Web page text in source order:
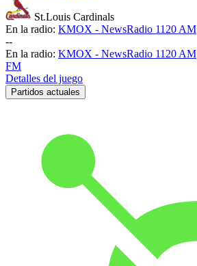
St.Louis Cardinals
En la radio: KMOX - NewsRadio 1120 AM
--
En la radio: KMOX - NewsRadio 1120 AM
FM
Detalles del juego
Partidos actuales